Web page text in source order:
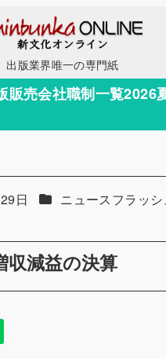
出版業界唯一の専門紙
販売会社職制一覧2026
収減益の決算
日 カテゴリー
ニュースフラッシ